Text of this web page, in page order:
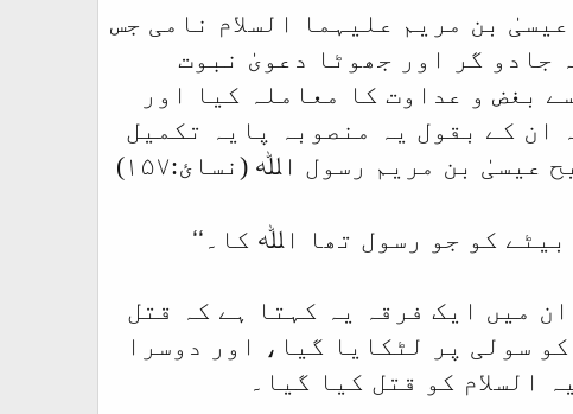
بن مریم علیہما السلام نامی جس
گر اور جھوٹا دعویٰ نبوت
بغض و عداوت کا معاملہ کیا اور
ان کے بقول یہ منصوبہ پایہ تکمیل
عیسیٰ بن مریم رسول اﷲ (نسائ:۱۵۷)
کو جو رسول تھا اﷲ کا۔‘‘
میں ایک فرقہ یہ کہتا ہے کہ قتل
سولی پر لٹکایا گیا، اور دوسرا
السلام کو قتل کیا گیا۔